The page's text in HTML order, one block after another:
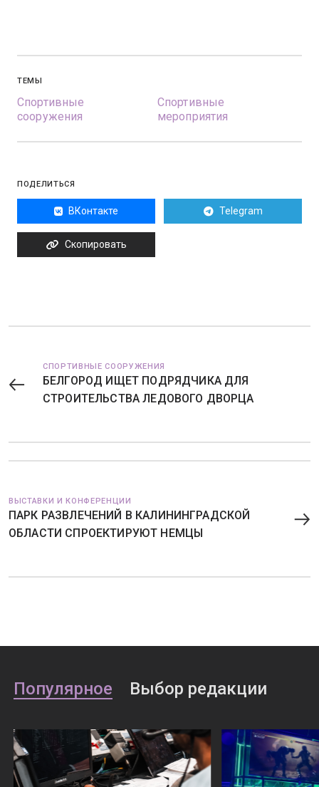
ТЕМЫ
Спортивные
сооружения
Спортивные
мероприятия
ПОДЕЛИТЬСЯ
ВКонтакте Telegram
Скопировать
СПОРТИВНЫЕ СООРУЖЕНИЯ
БЕЛГОРОД ИЩЕТ ПОДРЯДЧИКА ДЛЯ
СТРОИТЕЛЬСТВА ЛЕДОВОГО ДВОРЦА
ВЫСТАВКИ И КОНФЕРЕНЦИИ
ПАРК РАЗВЛЕЧЕНИЙ В КАЛИНИНГРАДСКОЙ
ОБЛАСТИ СПРОЕКТИРУЮТ НЕМЦЫ
Популярное Выбор редакции